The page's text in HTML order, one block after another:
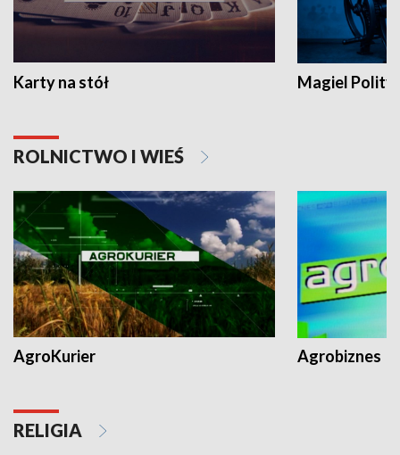
Karty na stół Magiel
ROLNICTWO I WIEŚ
AgroKurier Agrobiznes
RELIGIA